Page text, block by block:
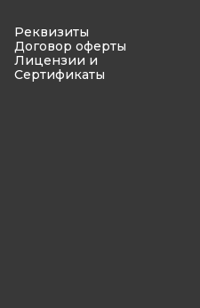
Реквизиты
Договор оферты
Лицензии и
Сертификаты